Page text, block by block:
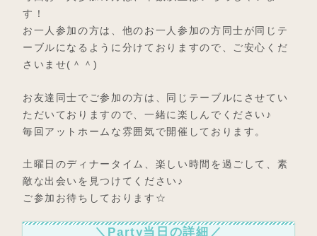
す！
お一人参加の方は、他のお一人参加の方同士が同じテ
ーブルになるように分けておりますので、ご安心くだ
さいませ(＾＾)
お友達同士でご参加の方は、同じテーブルにさせてい
ただいておりますので、一緒に楽しんでください♪
毎回アットホームな雰囲気で開催しております。
土曜日のディナータイム、楽しい時間を過ごして、素
敵な出会いを見つけてください♪
ご参加お待ちしております☆
＼Party当日の詳細／